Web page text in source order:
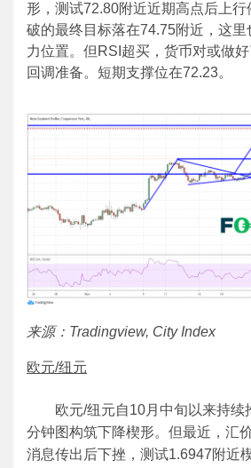
形，测试72.80附近近期高点后上
破的最终目标落在74.75附近，这里
力位置。但RSI超买，货币对或做
回调准备。短期支撑位在72.23。
来源：Tradingview, City Index
欧元/纽元
欧元/纽元自10月中旬以来持续
分钟图构筑下降楔形。但最近，汇
消息传出后下挫，测试1.6947附近